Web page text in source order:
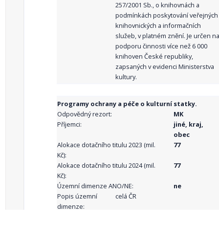
257/2001 Sb., o knihovnách a
podmínkách poskytování veřejných
knihovnických a informačních
služeb, v platném znění. Je určen na
podporu činnosti více než 6 000
knihoven České republiky,
zapsaných v evidenci Ministerstva
kultury.
Programy ochrany a péče o kulturní statky.
Odpovědný rezort:
MK
Příjemci:
jiné, kraj,
obec
Alokace dotačního titulu 2023 (mil.
Kč):
77
Alokace dotačního titulu 2024 (mil.
Kč):
77
Územní dimenze ANO/NE:
ne
Popis územní
dimenze:
celá ČR